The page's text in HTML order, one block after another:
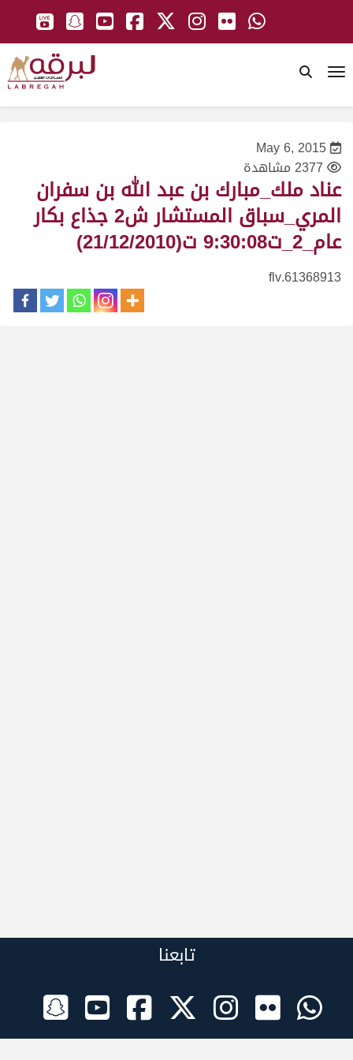
May 6, 2015
2377 مشاهدة
عناد ملك_مبارك بن عبد الله بن سفران
المري_سباق المستشار ش2 جذاع بكار
عام_2_ت9:30:08 ت(21/12/2010)
61368913.flv
تابعنا